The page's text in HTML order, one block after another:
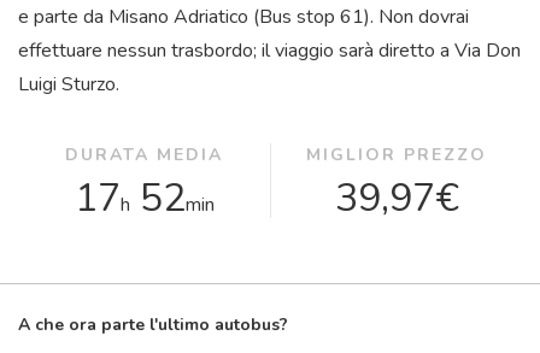
e parte da Misano Adriatico (Bus stop 61). Non dovrai
effettuare nessun trasbordo; il viaggio sarà diretto a Via Don
Luigi Sturzo.
DURATA MEDIA
17h 52min
MIGLIOR PREZZO
39,97€
A che ora parte l'ultimo autobus?